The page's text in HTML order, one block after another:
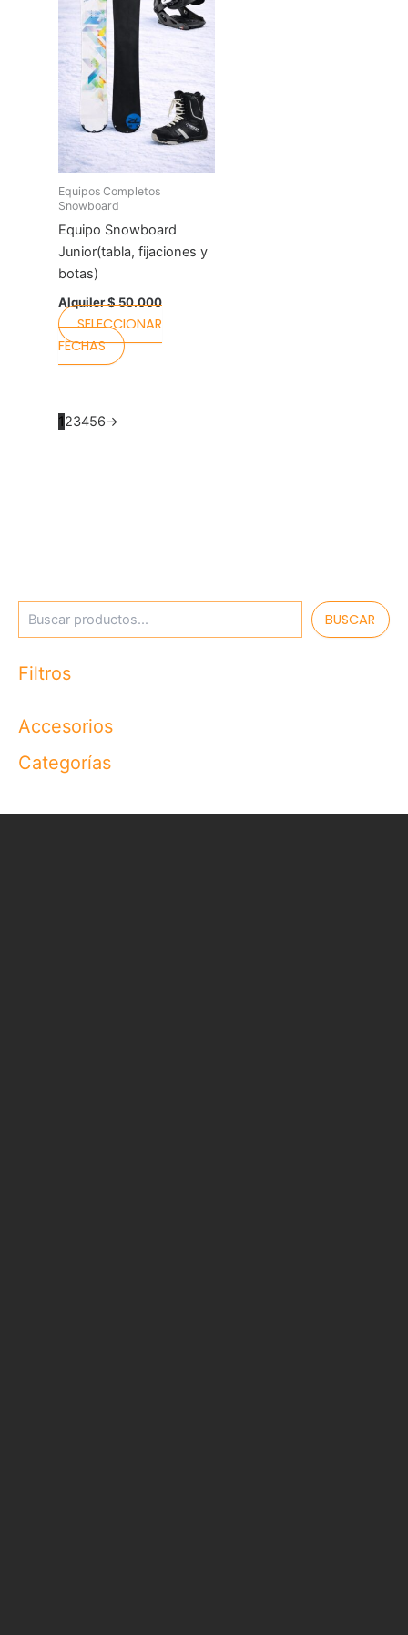
BUSCAR
Filtros
Accesorios
Categorías
Equipos Completos
Snowboard
Equipo Snowboard
Junior(tabla, fijaciones y
botas)
Alquiler$50.000
SELECCIONAR
FECHAS
multiple
variants.
options
may
be
chosen
on
the
page
123456→